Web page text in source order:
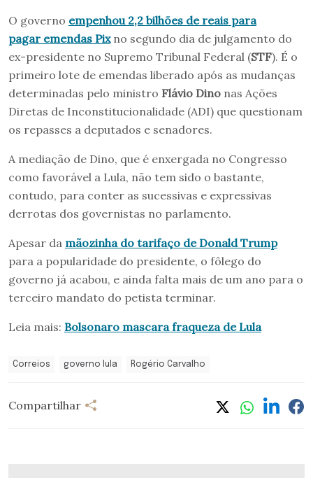
O governo empenhou 2,2 bilhões de reais para
pagar emendas Pixno segundo dia de julgamento do
ex-presidente no Supremo Tribunal Federal (STF). É o
primeiro lote de emendas liberado após as mudanças
determinadas pelo ministro Flávio Dino nas Ações
Diretas de Inconstitucionalidade (ADI) que questionam
os repasses a deputados e senadores.
A mediação de Dino, que é enxergada no Congresso
como favorável a Lula, não tem sido o bastante,
contudo, para conter as sucessivas e expressivas
derrotas dos governistas no parlamento.
Apesar da mãozinha do tarifaço de Donald Trump
para a popularidade do presidente, o fôlego do
governo já acabou, e ainda falta mais de um ano para o
terceiro mandato do petista terminar.
Leia mais: Bolsonaro mascara fraqueza de Lula
Correios governo lula Rogério Carvalho
Compartilhar